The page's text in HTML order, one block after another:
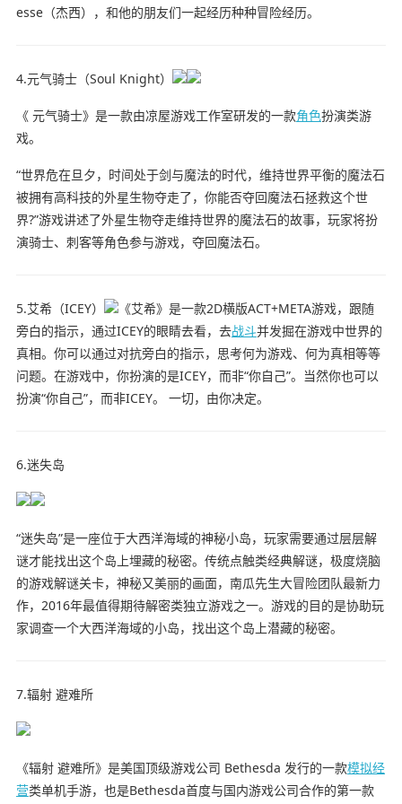
esse（杰西），和他的朋友们一起经历种种冒险经历。
4.元气骑士（Soul Knight）
《 元气骑士》是一款由凉屋游戏工作室研发的一款角色扮演类游
戏。
“世界危在旦夕，时间处于剑与魔法的时代，维持世界平衡的魔法石
被拥有高科技的外星生物夺走了，你能否夺回魔法石拯救这个世
界?”游戏讲述了外星生物夺走维持世界的魔法石的故事，玩家将扮
演骑士、刺客等角色参与游戏，夺回魔法石。
5.艾希（ICEY）
《艾希》是一款2D横版ACT+META游戏，跟随
旁白的指示，通过ICEY的眼睛去看，去战斗并发掘在游戏中世界的
真相。你可以通过对抗旁白的指示，思考何为游戏、何为真相等等
问题。在游戏中，你扮演的是ICEY，而非“你自己”。当然你也可以
扮演“你自己”，而非ICEY。 一切，由你决定。
6.迷失岛
“迷失岛”是一座位于大西洋海域的神秘小岛，玩家需要通过层层解
谜才能找出这个岛上埋藏的秘密。传统点触类经典解谜，极度烧脑
的游戏解谜关卡，神秘又美丽的画面，南瓜先生大冒险团队最新力
作，2016年最值得期待解密类独立游戏之一。游戏的目的是协助玩
家调查一个大西洋海域的小岛，找出这个岛上潜藏的秘密。
7.辐射 避难所
《辐射 避难所》是美国顶级游戏公司 Bethesda 发行的一款模拟经
营类单机手游，也是Bethesda首度与国内游戏公司合作的第一款